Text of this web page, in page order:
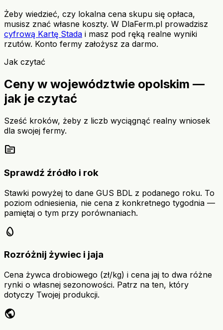
Żeby wiedzieć, czy lokalna cena skupu się opłaca,
musisz znać własne koszty. W DlaFerm.pl prowadzisz
cyfrową Kartę Stada i masz pod ręką realne wyniki
rzutów. Konto fermy założysz za darmo.
Jak czytać
Ceny w województwie opolskim —
jak je czytać
Sześć kroków, żeby z liczb wyciągnąć realny wniosek
dla swojej fermy.
source
Sprawdź źródło i rok
Stawki powyżej to dane GUS BDL z podanego roku. To
poziom odniesienia, nie cena z konkretnego tygodnia —
pamiętaj o tym przy porównaniach.
egg
Rozróżnij żywiec i jaja
Cena żywca drobiowego (zł/kg) i cena jaj to dwa różne
rynki o własnej sezonowości. Patrz na ten, który
dotyczy Twojej produkcji.
public